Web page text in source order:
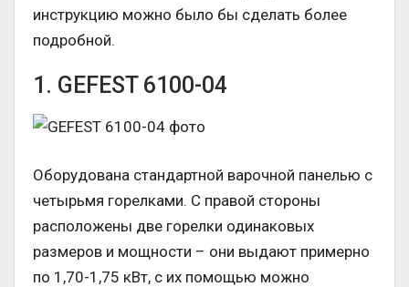
инструкцию можно было бы сделать более
подробной.
1. GEFEST 6100-04
Оборудована стандартной варочной панелью с
четырьмя горелками. С правой стороны
расположены две горелки одинаковых
размеров и мощности – они выдают примерно
по 1,70-1,75 кВт, с их помощью можно